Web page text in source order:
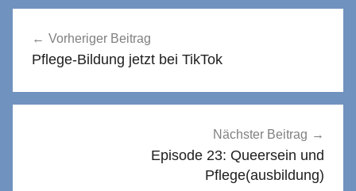
Vorheriger Beitrag
Pflege-Bildung jetzt bei TikTok
Nächster Beitrag
Episode 23: Queersein und
Pflege(ausbildung)